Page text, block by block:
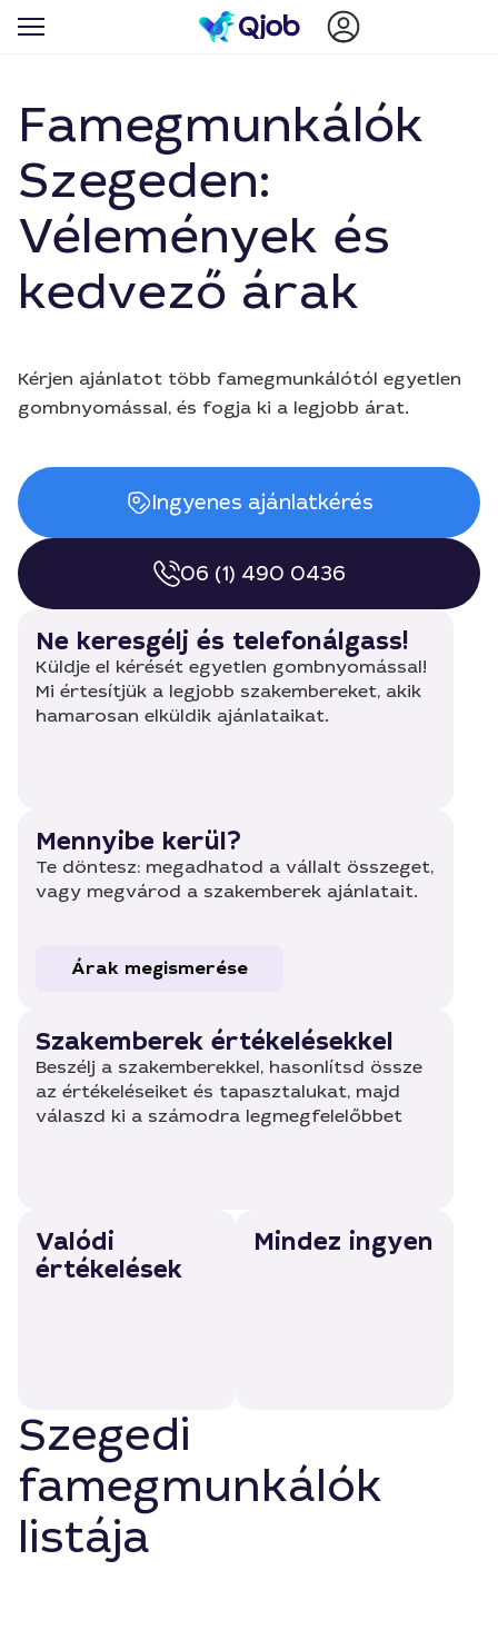
Famegmunkálók
Szegeden:
Vélemények és
kedvező árak
Kérjen ajánlatot több famegmunkálótól egyetlen
gombnyomással, és fogja ki a legjobb árat.
Ingyenes ajánlatkérés
06 (1) 490 0436
Ne keresgélj és telefonálgass!
Küldje el kérését egyetlen gombnyomással!
Mi értesítjük a legjobb szakembereket, akik
hamarosan elküldik ajánlataikat.
Mennyibe kerül?
Te döntesz: megadhatod a vállalt összeget,
vagy megvárod a szakemberek ajánlatait.
Árak megismerése
Szakemberek értékelésekkel
Beszélj a szakemberekkel, hasonlítsd össze
az értékeléseiket és tapasztalukat, majd
válaszd ki a számodra legmegfelelőbbet
Valódi
értékelések
Mindez ingyen
Szegedi
famegmunkálók
listája